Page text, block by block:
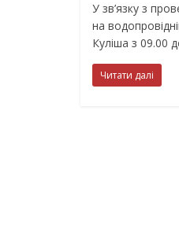
У зв’язку з
на
Куліша з 09.00
Читати далі